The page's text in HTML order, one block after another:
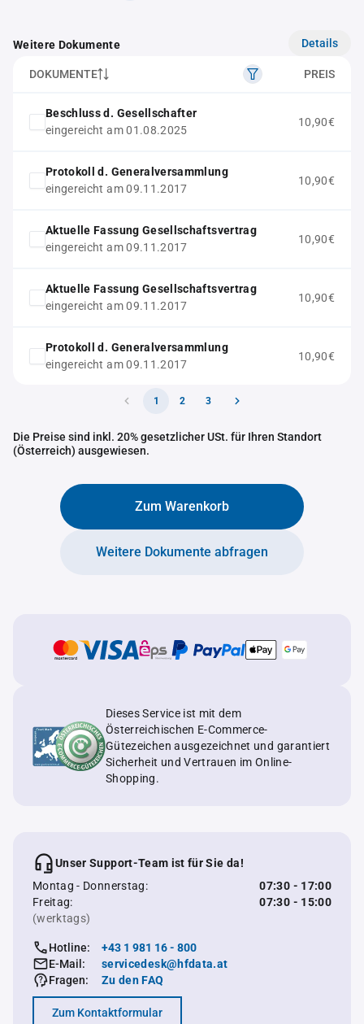
Weitere Dokumente Details
DOKUMENTE PREIS
Beschluss d. Gesellschafter
eingereicht am 01.08.2025
10,90€
Protokoll d. Generalversammlung
eingereicht am 09.11.2017
10,90€
Aktuelle Fassung Gesellschaftsvertrag
eingereicht am 09.11.2017
10,90€
Aktuelle Fassung Gesellschaftsvertrag
eingereicht am 09.11.2017
10,90€
Protokoll d. Generalversammlung
eingereicht am 09.11.2017
10,90€
1 2 3
Die Preise sind inkl. 20% gesetzlicher USt. für Ihren Standort
(Österreich) ausgewiesen.
Zum Warenkorb
Weitere Dokumente abfragen
Dieses Service ist mit dem
Österreichischen E-Commerce-
Gütezeichen ausgezeichnet und garantiert
Sicherheit und Vertrauen im Online-
Shopping.
Unser Support-Team ist für Sie da!
Montag - Donnerstag:
07:30 - 17:00
Freitag:
07:30 - 15:00
(werktags)
Hotline:
+43 1 981 16 - 800
E-Mail:
servicedesk@hfdata.at
Fragen:
Zu den FAQ
Zum Kontaktformular